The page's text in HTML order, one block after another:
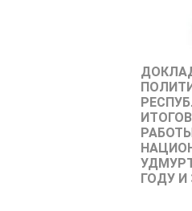
ГОДУ И